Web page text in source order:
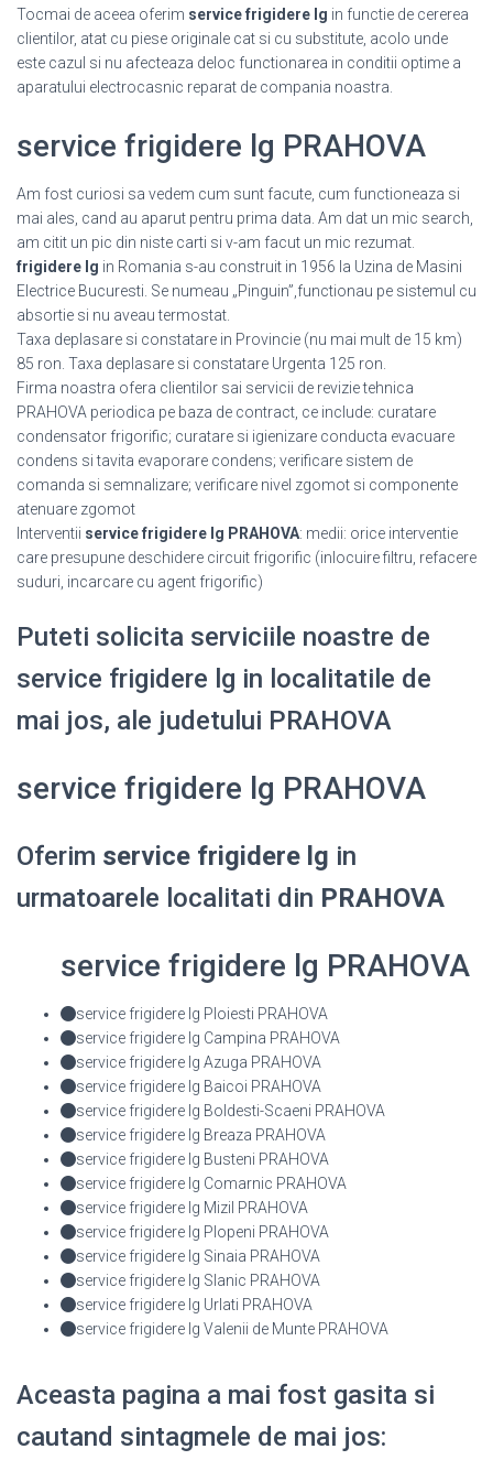
Tocmai de aceea oferim service frigidere lg in functie de cererea
clientilor, atat cu piese originale cat si cu substitute, acolo unde
este cazul si nu afecteaza deloc functionarea in conditii optime a
aparatului electrocasnic reparat de compania noastra.
service frigidere lg PRAHOVA
Am fost curiosi sa vedem cum sunt facute, cum functioneaza si
mai ales, cand au aparut pentru prima data. Am dat un mic search,
am citit un pic din niste carti si v-am facut un mic rezumat.
frigidere lg in Romania s-au construit in 1956 la Uzina de Masini
Electrice Bucuresti. Se numeau „Pinguin”,functionau pe sistemul cu
absortie si nu aveau termostat.
Taxa deplasare si constatare in Provincie (nu mai mult de 15 km)
85 ron. Taxa deplasare si constatare Urgenta 125 ron.
Firma noastra ofera clientilor sai servicii de revizie tehnica
PRAHOVA periodica pe baza de contract, ce include: curatare
condensator frigorific; curatare si igienizare conducta evacuare
condens si tavita evaporare condens; verificare sistem de
comanda si semnalizare; verificare nivel zgomot si componente
atenuare zgomot
Interventii service frigidere lg PRAHOVA: medii: orice interventie
care presupune deschidere circuit frigorific (inlocuire filtru, refacere
suduri, incarcare cu agent frigorific)
Puteti solicita serviciile noastre de
service frigidere lg in localitatile de
mai jos, ale judetului PRAHOVA
service frigidere lg PRAHOVA
Oferim service frigidere lg in
urmatoarele localitati din PRAHOVA
service frigidere lg PRAHOVA
service frigidere lg Ploiesti PRAHOVA
service frigidere lg Campina PRAHOVA
service frigidere lg Azuga PRAHOVA
service frigidere lg Baicoi PRAHOVA
service frigidere lg Boldesti-Scaeni PRAHOVA
service frigidere lg Breaza PRAHOVA
service frigidere lg Busteni PRAHOVA
service frigidere lg Comarnic PRAHOVA
service frigidere lg Mizil PRAHOVA
service frigidere lg Plopeni PRAHOVA
service frigidere lg Sinaia PRAHOVA
service frigidere lg Slanic PRAHOVA
service frigidere lg Urlati PRAHOVA
service frigidere lg Valenii de Munte PRAHOVA
Aceasta pagina a mai fost gasita si
cautand sintagmele de mai jos: